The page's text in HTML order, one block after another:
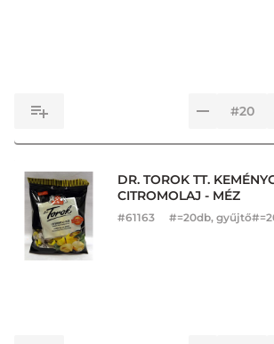
DR. TOROK TT.
CITROMOLAJ - MÉZ
#61163 #=20db,